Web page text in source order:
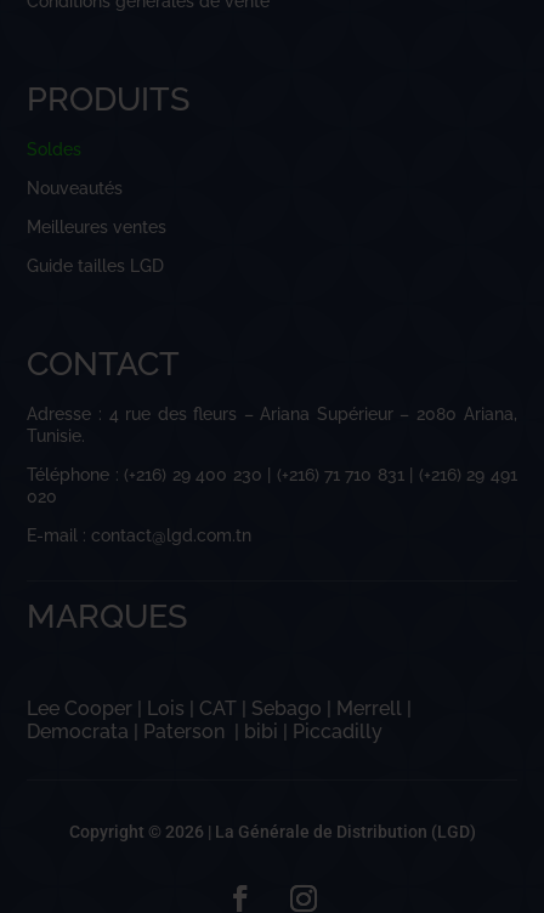
PRODUITS
Soldes
Nouveautés
Meilleures ventes
Guide tailles LGD
CONTACT
Adresse : 4 rue des fleurs – Ariana Supérieur – 2080 Ariana,
Tunisie.
Téléphone : (+216) 29 400 230 | (+216) 71 710 831 | (+216) 29 491
020
E-mail : contact@lgd.com.tn
MARQUES
Lee Cooper | Lois | CAT | Sebago | Merrell |
Democrata | Paterson | bibi | Piccadilly
Copyright © 2026 | La Générale de Distribution (LGD)